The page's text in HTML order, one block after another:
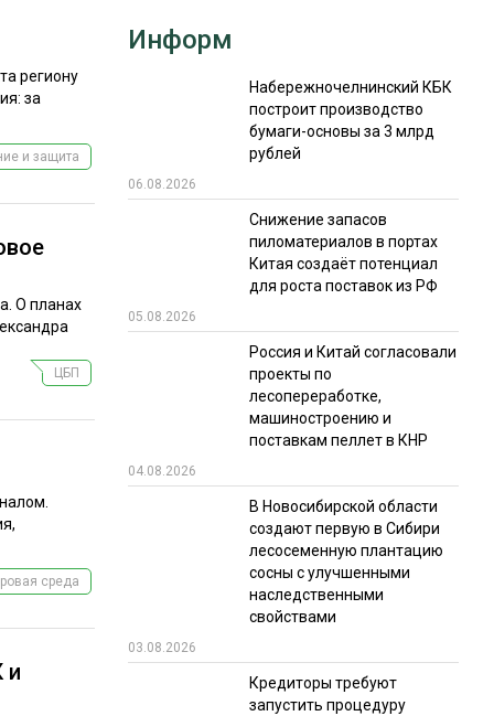
региону
за
и защита
О планах
ЦБП
среда
и
Информ
Набережночелнинский КБК
построит производство
бумаги-основы за 3 млрд
рублей
06.08.2026
Снижение запасов
пиломатериалов в портах
Китая создаёт потенциал
для роста поставок из РФ
05.08.2026
Россия и Китай согласовали
проекты по
лесопереработке,
машиностроению и
поставкам пеллет в КНР
04.08.2026
В Новосибирской области
создают первую в Сибири
лесосеменную плантацию
сосны с улучшенными
наследственными
свойствами
03.08.2026
Кредиторы требуют
запустить процедуру